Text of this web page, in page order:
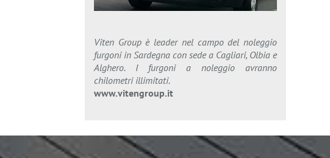
Viten Group è leader nel campo del noleggio
furgoni in Sardegna con sede a Cagliari, Olbia e
Alghero. I furgoni a noleggio avranno
chilometri illimitati.
www.vitengroup.it